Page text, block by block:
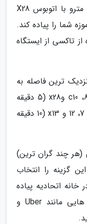
بعلاوه می توانید از خارج از ایستگاه مترو با اتوبوس X28
350 متری از موزه شما را پیاده کند.
تاکسی از ایستگاه
ترین فاصله به
موزه اتحاد پیاده می نمایند. خطوط 8، c10 وx28 (5 دقیقه
پیاده روی)، c9 (7 دقیقه پیاده روی) و 7، 12 و x13 (10 دقیقه
(هر چند گران ترین)
گزینه را انتخاب
خانه اتحادیه پیاده
کند. بعلاوه می توانید از اپلیکیشن هایی مانند Uber و